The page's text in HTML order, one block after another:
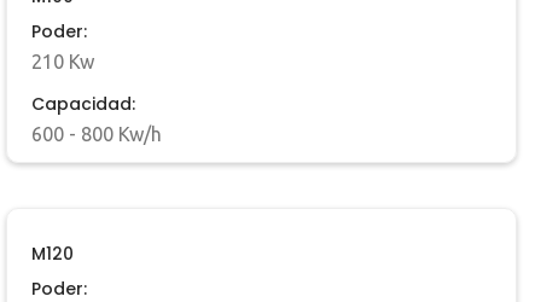
Poder:
210 Kw
Capacidad:
600 - 800 Kw/h
M120
Poder: